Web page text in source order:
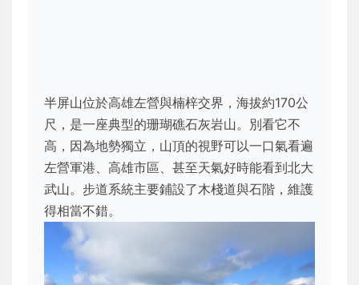
半屏山位於高雄左營與楠梓交界，海拔約170公
尺，是一座典型的珊瑚礁石灰岩山。別看它不
高，因為地勢獨立，山頂的視野可以一口氣看遍
左營軍港、高雄市區、甚至天氣好時能看到北大
武山。步道系統主要鋪設了木棧道與石階，維護
得相當不錯。